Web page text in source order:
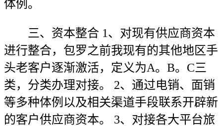
体例。
三、资本整合 1、对现有供应商资本
进行整合，包罗之前我现有的其他地区手
头老客户逐渐激活，定义为A。B。C三
类，分类办理对接。 2、通过电销、面销
等多种体例以及相关渠道手段联系开辟新
的客户供应商资本。 3、对接各大平台旅